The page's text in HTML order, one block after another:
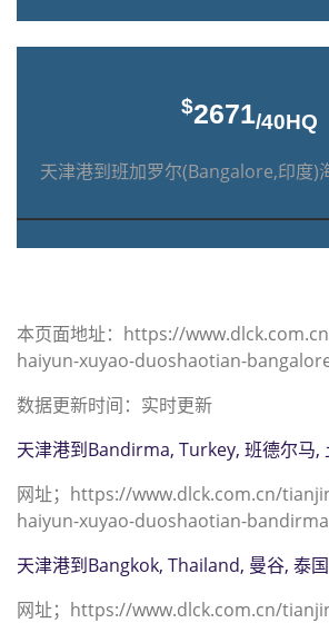
$2671/40HQ
天津港到班加罗尔(Bangalore,印度)
本页面地址：https://
haiyun-xuyao-duoshaotian-
数据更新时间：实时更新
天津港到Bandirma, Turkey, 班德尔马,
网址；https://www.dlck.com.cn/
haiyun-xuyao-duoshaotian-
天津港到Bangkok, Thailand, 曼谷, 泰
网址；https://www.dlck.com.cn/